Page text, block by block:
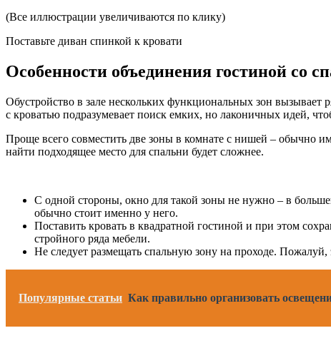
(Все иллюстрации увеличиваются по клику)
Поставьте диван спинкой к кровати
Особенности объединения гостиной со
Обустройство в зале нескольких функциональных зон вызывает
с кроватью подразумевает поиск емких, но лаконичных идей,
Проще всего совместить две зоны в комнате с нишей – обычно
найти подходящее место для спальни будет сложнее.
С одной стороны, окно для такой зоны не нужно – в
обычно стоит именно у него.
Поставить кровать в квадратной гостиной и при этом
стройного ряда мебели.
Не следует размещать спальную зону на проходе.
Популярные статьи Как правильно организовать